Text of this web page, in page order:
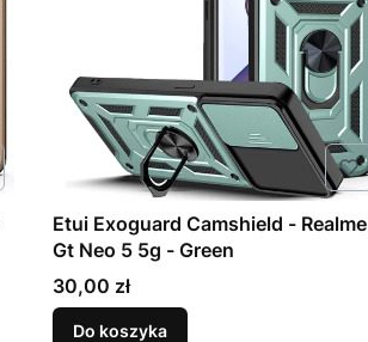
Etui Exoguard Camshield - Realme
Gt Neo 5 5g - Green
Cena
30,00 zł
Do koszyka